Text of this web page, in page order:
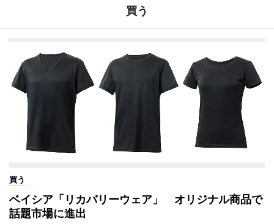
買う
買う
ベイシア「リカバリーウェア」 オリジナル商品で
話題市場に進出